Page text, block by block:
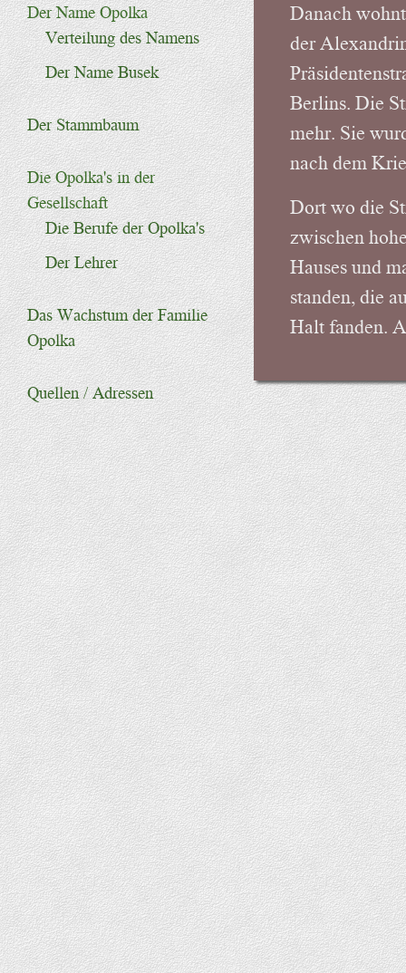
Der Name Opolka
Verteilung des Namens
Der Name Busek
Der Stammbaum
Die Opolka's in der
Gesellschaft
Die Berufe der Opolka's
Der Lehrer
Das Wachstum der Familie
Opolka
Quellen / Adressen
Danach
der
Berlins. Die
mehr. Sie
nach dem
Dort wo die
zwischen
Hauses und
standen, die
Halt fanden.